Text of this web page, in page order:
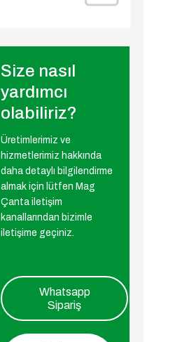
Size nasıl
yardımcı
olabiliriz?
Üretimlerimiz ve
hizmetlerimiz hakkında
daha detaylı bilgilendirme
almak için lütfen Mag
Çanta iletişim
kanallarından bizimle
iletişime geçiniz.
Whatsapp
Sipariş